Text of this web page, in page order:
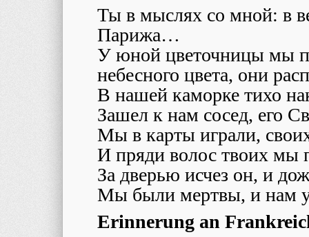
Ты в мыслях со мной: в
Парижа…
У юной цветочницы мы
небесного цвета, они
В нашей каморке тихо
Зашел к нам сосед, его
Мы в карты играли,
И пряди волос твоих мы
За дверью исчез он, и
Мы были мертвы, и нам
Erinnerung an